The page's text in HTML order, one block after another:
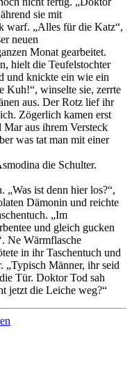
sie mit
warf. „Alles für die Katz“,
neuen
Monat gearbeitet.
hielt die Teufelstochter
und knickte ein wie ein
Kuh!“, winselte sie, zerrte
aus. Der Rotz lief ihr
Zögerlich kamen erst
aus ihrem Versteck
was tat man mit einer
die Schulter.
ist denn hier los?“,
Dämonin und reichte
„Im
und gleich gucken
Ne Wärmflasche
in ihr Taschentuch und
„Typisch Männer, ihr seid
Tür. Doktor Tod sah
jetzt die Leiche weg?“